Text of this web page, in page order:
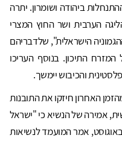
ביהודה ושומרון. יתרה
הערבית ושר החוץ המצרי
הישראלית", שלדבריהם
המזרח התיכון. בנוסף העריכו
והכיבוש יימשך.
האחרון חיזקו את התובנות
אמירה של הנשיא כי "ישראל
– במהלך קמפיין הבחירות, ב-16 באוגוסט, אמר המועמד לנשיאות